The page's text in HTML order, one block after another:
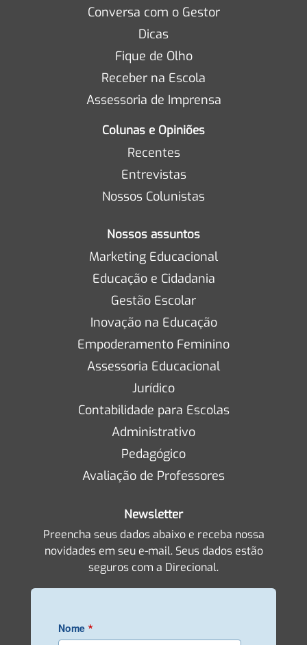
Conversa com o Gestor
Dicas
Fique de Olho
Receber na Escola
Assessoria de Imprensa
Colunas e Opiniões
Recentes
Entrevistas
Nossos Colunistas
Nossos assuntos
Marketing Educacional
Educação e Cidadania
Gestão Escolar
Inovação na Educação
Empoderamento Feminino
Assessoria Educacional
Jurídico
Contabilidade para Escolas
Administrativo
Pedagógico
Avaliação de Professores
Newsletter
Preencha seus dados abaixo e receba nossa
novidades em seu e-mail. Seus dados estão
seguros com a Direcional.
Nome *